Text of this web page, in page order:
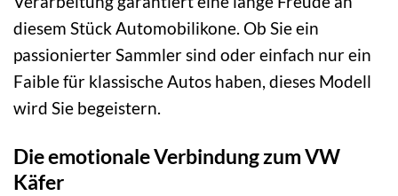
diesem Stück Automobilikone. Ob Sie ein
passionierter Sammler sind oder einfach nur ein
Faible für klassische Autos haben, dieses Modell
wird Sie begeistern.
Die emotionale Verbindung zum VW
Käfer